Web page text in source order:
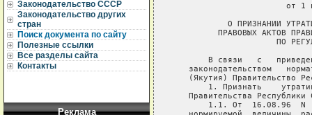
Законодательство СССР
Законодательство других
стран
Поиск документа по сайту
Полезные ссылки
Все разделы сайта
Контакты
Реклама
от 1
О ПРИЗНАНИИ
ПРАВОВЫХ АКТОВ
ПО
В связи   с
законодательством
(Якутия) Правительство
1. Признать
Правительства Республики
1.1. От  16.08.96  N